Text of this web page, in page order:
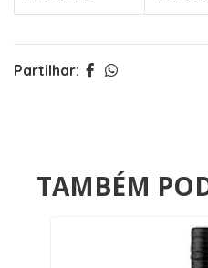
Partilhar:
TAMBÉM